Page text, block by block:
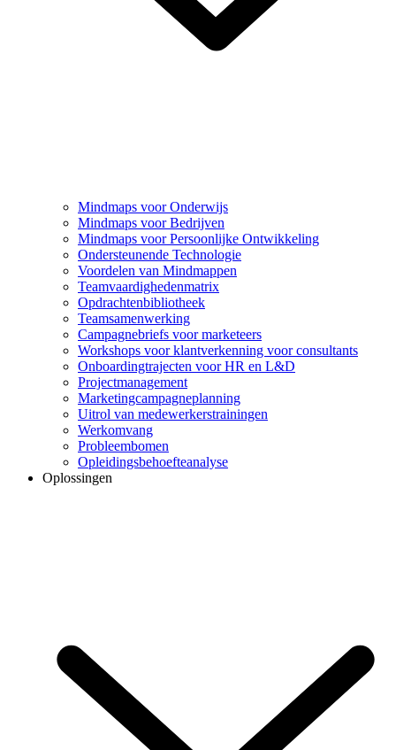
Mindmaps voor Onderwijs
Mindmaps voor Bedrijven
Mindmaps voor Persoonlijke Ontwikkeling
Ondersteunende Technologie
Voordelen van Mindmappen
Teamvaardighedenmatrix
Opdrachtenbibliotheek
Teamsamenwerking
Campagnebriefs voor marketeers
Workshops voor klantverkenning voor consultants
Onboardingtrajecten voor HR en L&D
Projectmanagement
Marketingcampagneplanning
Uitrol van medewerkerstrainingen
Werkomvang
Probleembomen
Opleidingsbehoefteanalyse
Oplossingen